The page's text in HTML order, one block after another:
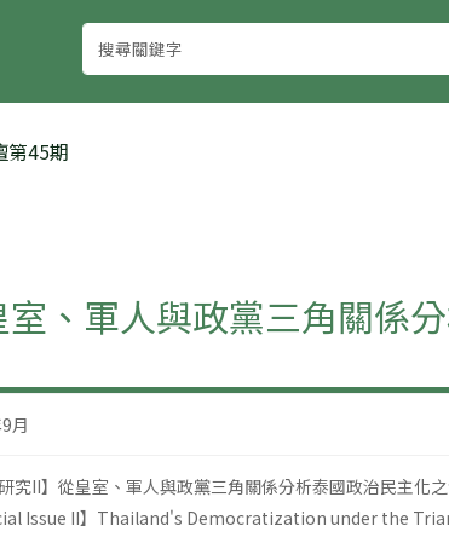
第45期
室、軍人與政黨三角關係
月
研究II】從皇室、軍人與政黨三角關係分析泰國政治民主化
Issue II】Thailand's Democratization under the